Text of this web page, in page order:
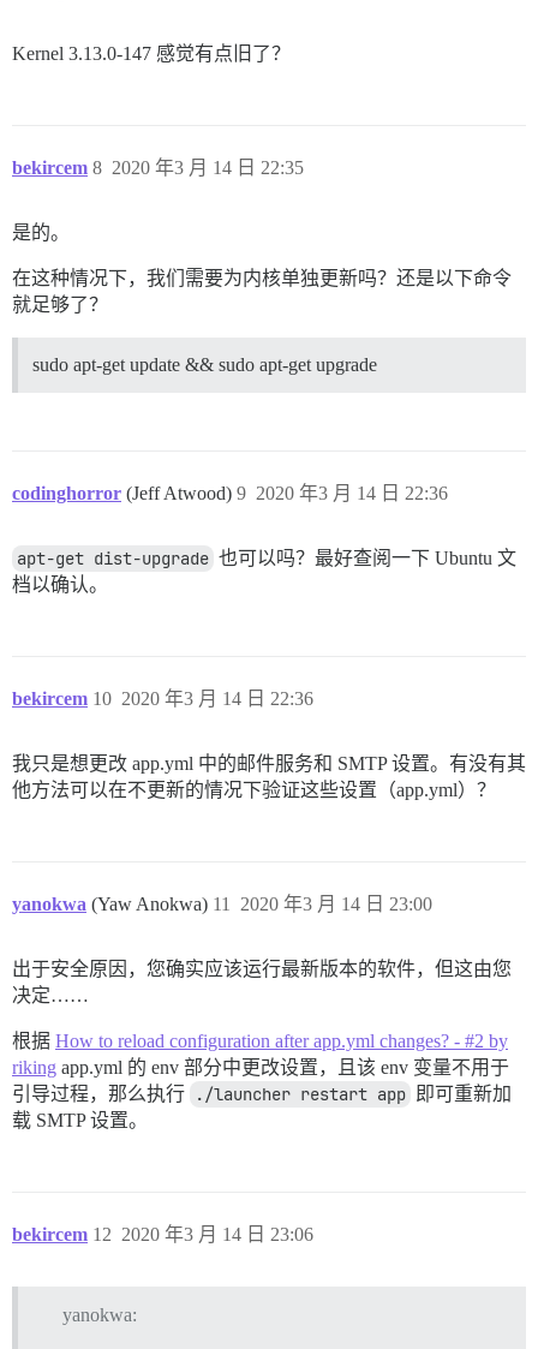
Kernel 3.13.0-147 感觉有点旧了？
bekircem 2020 年3 月 14 日 22:35
8
是的。
在这种情况下，我们需要为内核单独更新吗？还是以下命令
就足够了？
sudo apt-get update && sudo apt-get upgrade
codinghorror (Jeff Atwood) 2020 年3 月 14 日 22:36
9
apt-get dist-upgrade 也可以吗？最好查阅一下 Ubuntu 文
档以确认。
bekircem 2020 年3 月 14 日 22:36
10
我只是想更改 app.yml 中的邮件服务和 SMTP 设置。有没有其
他方法可以在不更新的情况下验证这些设置（app.yml）？
yanokwa (Yaw Anokwa) 2020 年3 月 14 日 23:00
11
出于安全原因，您确实应该运行最新版本的软件，但这由您
决定……
根据 How to reload configuration after app.yml changes? - #2 by
riking app.yml 的 env 部分中更改设置，且该 env 变量不用于
引导过程，那么执行
./launcher restart app
即可重新加
载 SMTP 设置。
bekircem 2020 年3 月 14 日 23:06
12
yanokwa: